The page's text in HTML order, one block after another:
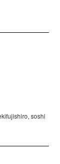
soshi